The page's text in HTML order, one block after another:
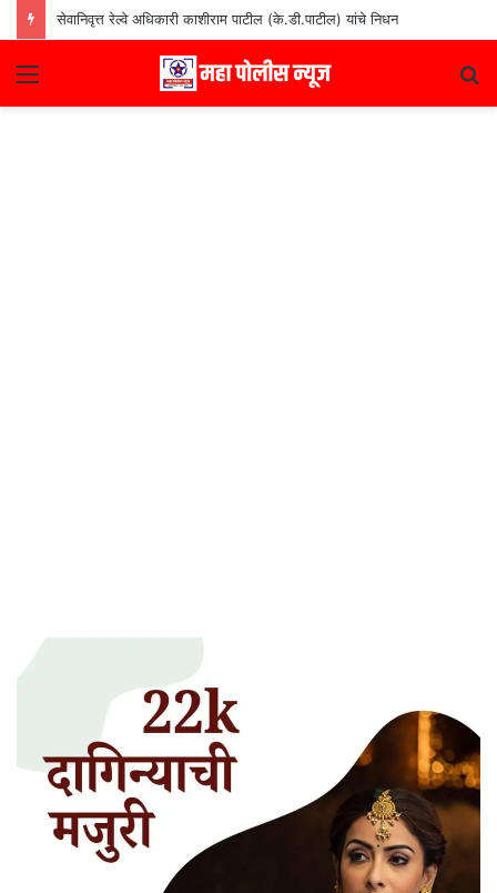
सेवानिवृत्त रेल्वे अधिकारी काशीराम पाटील (के.डी.पाटील) यांचे निधन
Menu